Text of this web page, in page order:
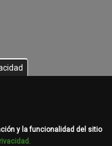
y la funcionalidad del sitio